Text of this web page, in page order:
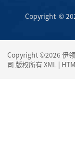
Copyright ©
Copyright ©2026 伊
司 版权所有 XML |